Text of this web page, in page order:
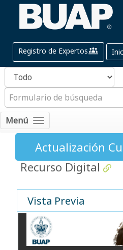
Registro de Expertos
Menú
Actualización
Recurso Digital
Vista Previa